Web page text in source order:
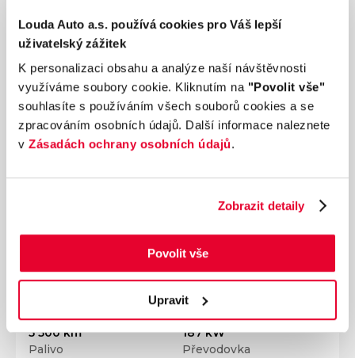
Louda Auto a.s. používá cookies pro Váš lepší
uživatelský zážitek
K personalizaci obsahu a analýze naší návštěvnosti
využíváme soubory cookie. Kliknutím na "Povolit vše"
souhlasíte s používáním všech souborů cookies a se
zpracováním osobních údajů. Další informace naleznete
v Zásadách ochrany osobních údajů.
Zobrazit detaily
Povolit vše
Upravit
MAZDA CX-60 Homura 3.3 D254 AWD AT 187
Nájezd
5 500 km
Výkon
187 kW
Palivo
Převodovka